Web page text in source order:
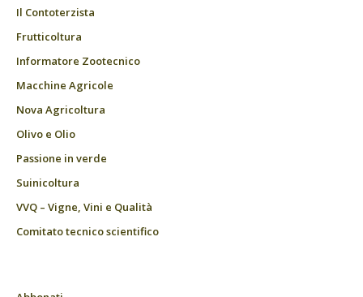
Il Contoterzista
Frutticoltura
Informatore Zootecnico
Macchine Agricole
Nova Agricoltura
Olivo e Olio
Passione in verde
Suinicoltura
VVQ – Vigne, Vini e Qualità
Comitato tecnico scientifico